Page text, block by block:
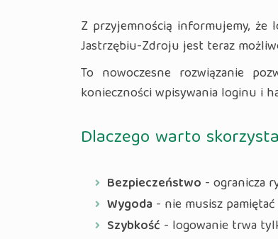
Z przyjemnością informujemy, że
Jastrzębiu-Zdroju jest teraz
To nowoczesne rozwiązanie
konieczności wpisywania loginu i
Dlaczego warto
Bezpieczeństwo - ogranicza
Wygoda- nie musisz
Szybkość - logowanie trwa